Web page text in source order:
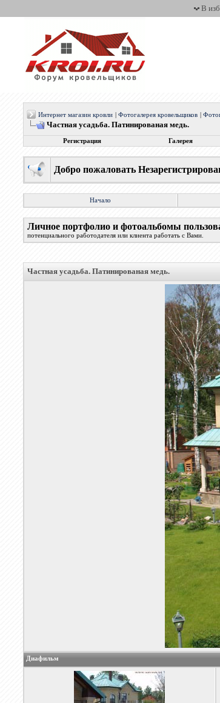
В
Интернет магазин кровли |Фотогалерея кровельщиков |
Частная усадьба. Патинированая медь.
Регистрация Галерея
Добро пожаловать
Начало
Личное портфолио и фотоальбомы
потенциального работодателя или клиента работать с Вами.
Частная усадьба. Патинированая медь.
Диафильм